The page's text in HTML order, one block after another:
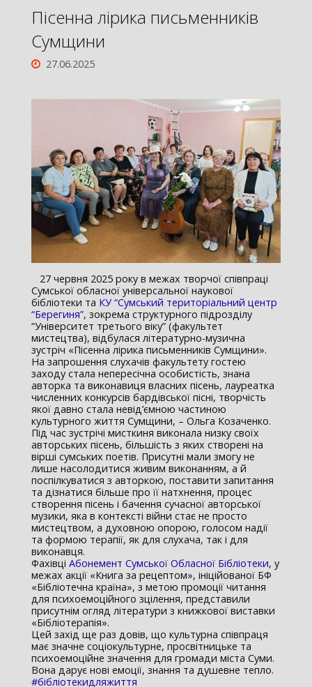
Пісенна лірика письменників
Сумщини
27.06.2025
27 червня 2025 року в межах творчої співпраці
Сумської обласної універсальної наукової
бібліотеки та КУ “Сумський територіальний центр
“Берегиня”, зокрема структурного підрозділу
“Університет третього віку” (факультет
мистецтва), відбулася літературно-музична
зустріч «Пісенна лірика письменників Сумщини».
На запрошення слухачів факультету гостею
заходу стала непересічна особистість, знана
авторка та виконавиця власних пісень, лауреатка
численних конкурсів бардівської пісні, творчість
якої давно стала невід’ємною частиною
культурного життя Сумщини, – Ольга Козаченко.
Під час зустрічі мисткиня виконала низку своїх
авторських пісень, більшість з яких створені на
вірші сумських поетів. Присутні мали змогу не
лише насолодитися живим виконанням, а й
поспілкуватися з авторкою, поставити запитання
та дізнатися більше про її натхнення, процес
створення пісень і бачення сучасної авторської
музики, яка в контексті війни стає не просто
мистецтвом, а духовною опорою, голосом надії
та формою терапії, як для слухача, так і для
виконавця.
Фахівці Абонемент Сумської Обласної Бібліотеки, у
межах акції «Книга за рецептом», ініційованої БФ
«Бібліотечна країна», з метою промоції читання
для психоемоційного зцілення, представили
присутнім огляд літератури з книжкової виставки
«Бібліотерапія».
Цей захід ще раз довів, що культурна співпраця
має значне соціокультурне, просвітницьке та
психоемоційне значення для громади міста Суми.
Вона дарує нові емоції, знання та душевне тепло.
#бібліотекидляжиття